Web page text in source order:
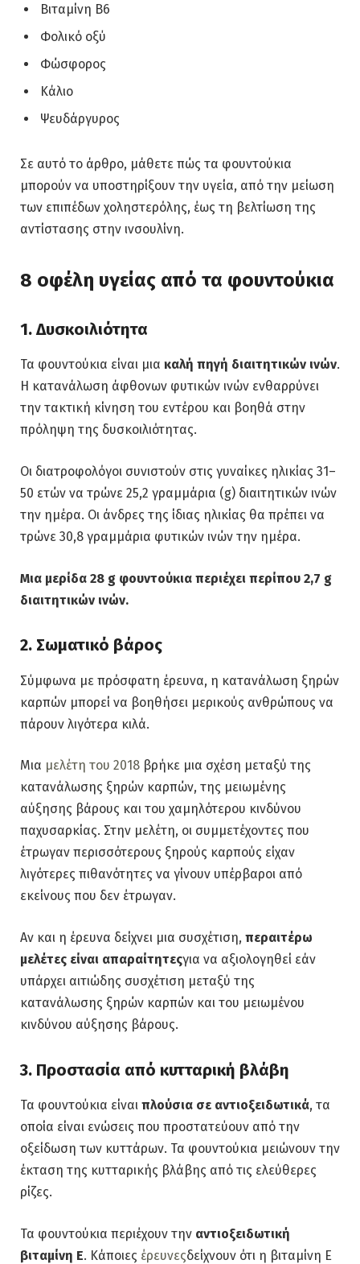
Βιταμίνη Β6
Φολικό οξύ
Φώσφορος
Κάλιο
Ψευδάργυρος
Σε αυτό το άρθρο, μάθετε πώς τα φουντούκια
μπορούν να υποστηρίξουν την υγεία, από την μείωση
των επιπέδων χοληστερόλης, έως τη βελτίωση της
αντίστασης στην ινσουλίνη.
8 οφέλη υγείας από τα φουντούκια
1. Δυσκοιλιότητα
Τα φουντούκια είναι μια καλή πηγή διαιτητικών ινών.
Η κατανάλωση άφθονων φυτικών ινών ενθαρρύνει
την τακτική κίνηση του εντέρου και βοηθά στην
πρόληψη της δυσκοιλιότητας.
Οι διατροφολόγοι συνιστούν στις γυναίκες ηλικίας 31–
50 ετών να τρώνε 25,2 γραμμάρια (g) διαιτητικών ινών
την ημέρα. Οι άνδρες της ίδιας ηλικίας θα πρέπει να
τρώνε 30,8 γραμμάρια φυτικών ινών την ημέρα.
Μια μερίδα 28 g φουντούκια περιέχει περίπου 2,7 g
διαιτητικών ινών.
2. Σωματικό βάρος
Σύμφωνα με πρόσφατη έρευνα, η κατανάλωση ξηρών
καρπών μπορεί να βοηθήσει μερικούς ανθρώπους να
πάρουν λιγότερα κιλά.
Μια μελέτη του 2018 βρήκε μια σχέση μεταξύ της
κατανάλωσης ξηρών καρπών, της μειωμένης
αύξησης βάρους και του χαμηλότερου κινδύνου
παχυσαρκίας. Στην μελέτη, οι συμμετέχοντες που
έτρωγαν περισσότερους ξηρούς καρπούς είχαν
λιγότερες πιθανότητες να γίνουν υπέρβαροι από
εκείνους που δεν έτρωγαν.
Αν και η έρευνα δείχνει μια συσχέτιση, περαιτέρω
μελέτες είναι απαραίτητεςγια να αξιολογηθεί εάν
υπάρχει αιτιώδης συσχέτιση μεταξύ της
κατανάλωσης ξηρών καρπών και του μειωμένου
κινδύνου αύξησης βάρους.
3. Προστασία από κυτταρική βλάβη
Τα φουντούκια είναι πλούσια σε αντιοξειδωτικά, τα
οποία είναι ενώσεις που προστατεύουν από την
οξείδωση των κυττάρων. Τα φουντούκια μειώνουν την
έκταση της κυτταρικής βλάβης από τις ελεύθερες
ρίζες.
Τα φουντούκια περιέχουν την αντιοξειδωτική
βιταμίνη Ε. Κάποιες έρευνεςδείχνουν ότι η βιταμίνη Ε